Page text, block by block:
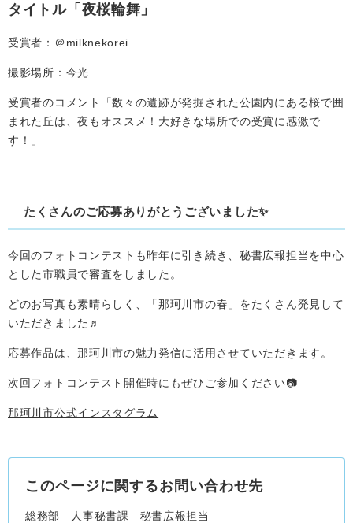
タイトル「夜桜輪舞」
受賞者：＠milknekorei
撮影場所：今光
受賞者のコメント「数々の遺跡が発掘された公園内にある桜で囲
まれた丘は、夜もオススメ！大好きな場所での受賞に感激で
す！」
たくさんのご応募ありがとうございました✨
今回のフォトコンテストも昨年に引き続き、秘書広報担当を中心
とした市職員で審査をしました。
どのお写真も素晴らしく、「那珂川市の春」をたくさん発見して
いただきました♬
応募作品は、那珂川市の魅力発信に活用させていただきます。
次回フォトコンテスト開催時にもぜひご参加ください📷
那珂川市公式インスタグラム
このページに関するお問い合わせ先
総務部 人事秘書課 秘書広報担当